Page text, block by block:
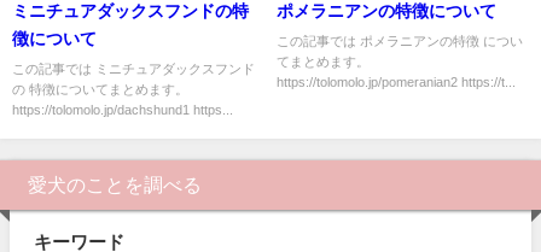
ミニチュアダックスフンドの特
徴について
この記事では ミニチュアダックスフンド
の 特徴についてまとめます。
https://tolomolo.jp/dachshund1 https...
ポメラニアンの特徴について
この記事では ポメラニアンの特徴 につい
てまとめます。
https://tolomolo.jp/pomeranian2 https://t...
愛犬のことを調べる
キーワード